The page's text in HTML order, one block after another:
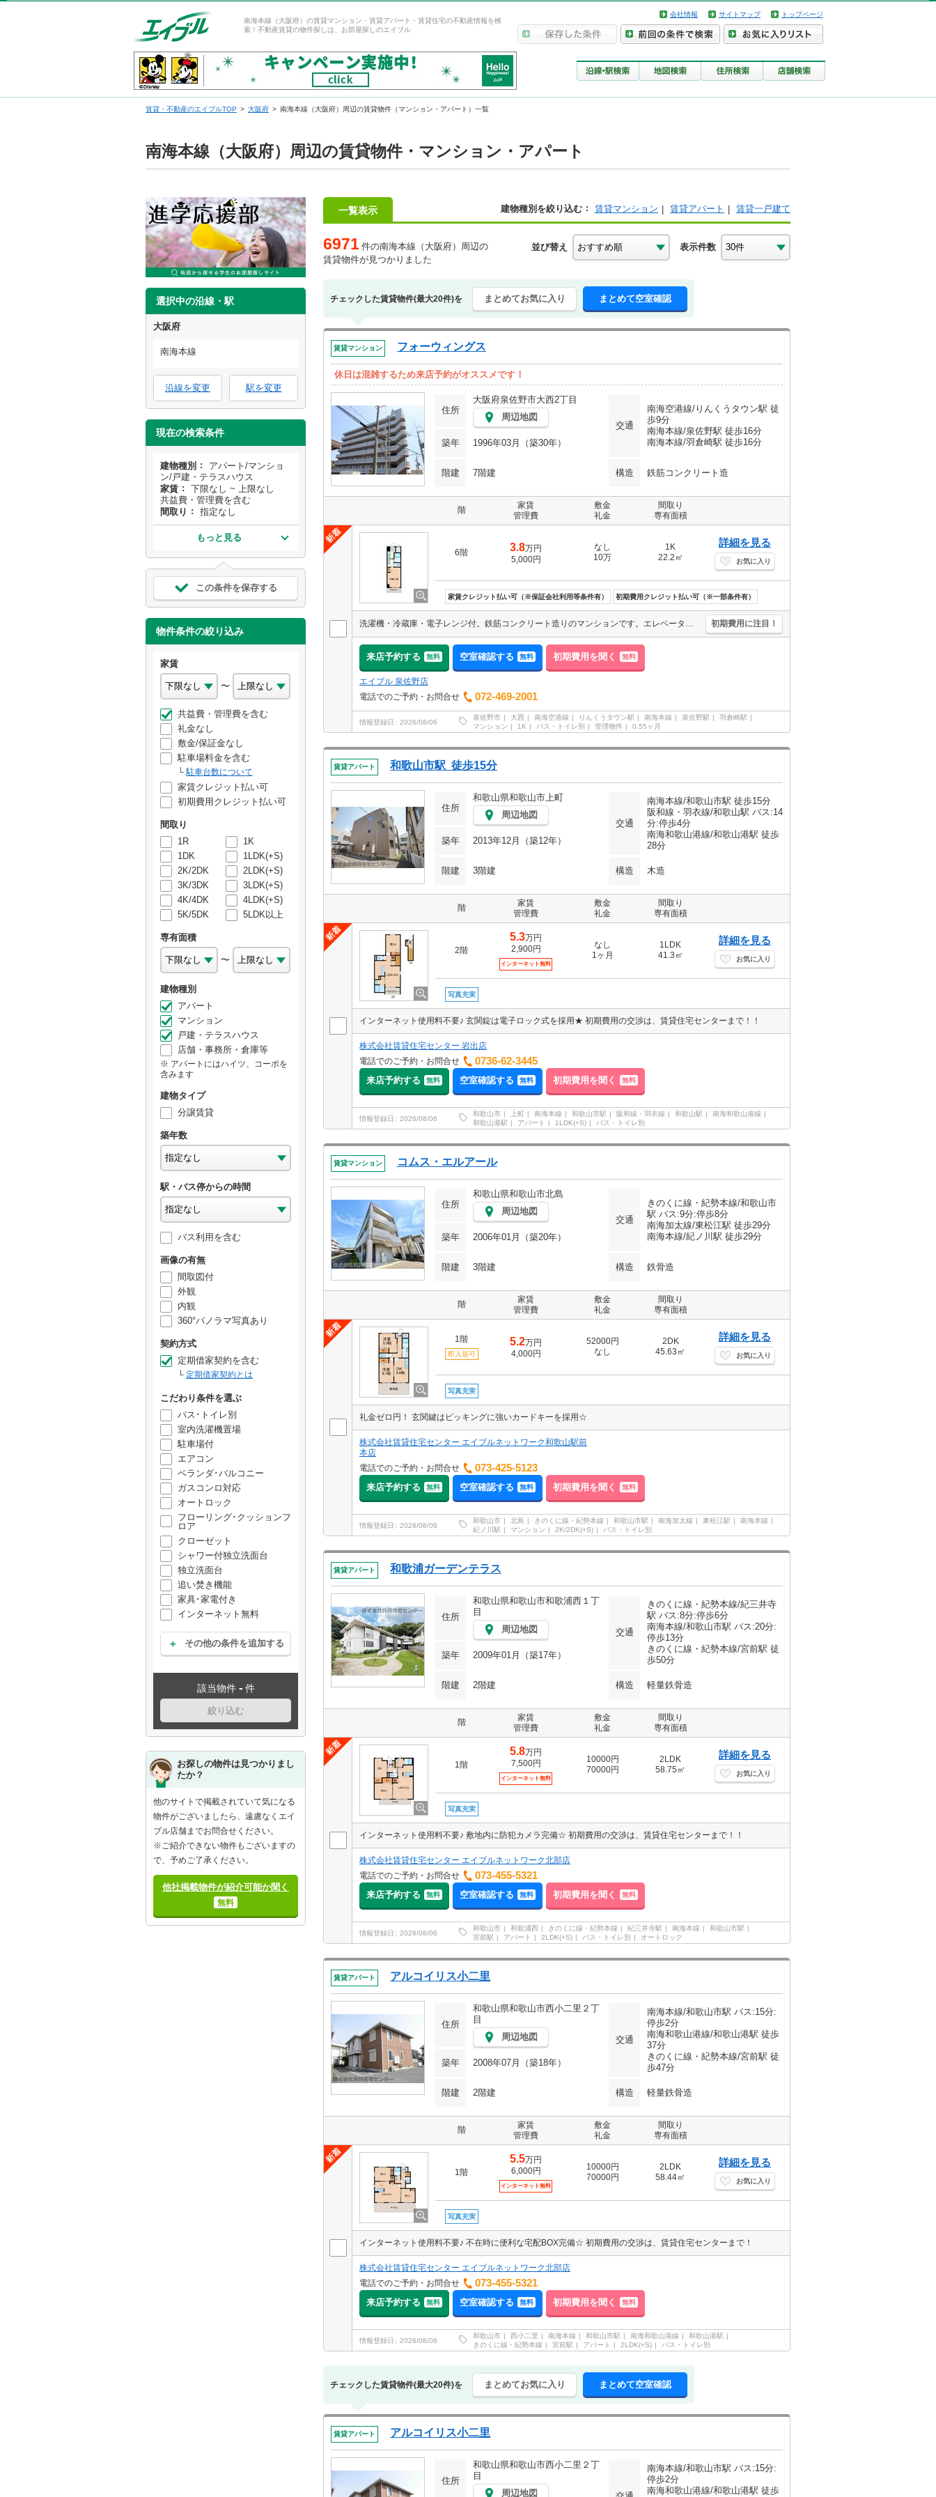
南海本線（大阪府）の賃貸マンション・賃貸アパート・賃貸住宅の不動産情報を検
索！不動産賃貸の物件探しは、お部屋探しのエイブル
会社情報 サイトマップ トップページ
賃貸・不動産のエイブルTOP 大阪府 南海本線（大阪府）周辺の賃貸物件（マンション・アパート）一覧
南海本線（大阪府）周辺の賃貸物件・マンション・アパート
選択中の沿線・駅
大阪府
南海本線
沿線を変更 駅を変更
現在の検索条件
建物種別
アパート/マンショ
ン/戸建・テラスハウス
家賃
下限なし ~ 上限なし
共益費・管理費を含む
間取り
指定なし
もっと見る
この条件を保存する
物件条件の絞り込み
家賃
〜
共益費・管理費を含む
礼金なし
敷金/保証金なし
駐車場料金を含む
駐車台数について
家賃クレジット払い可
初期費用クレジット払い可
間取り
1R
1K
1DK
1LDK(+S)
2K/2DK
2LDK(+S)
3K/3DK
3LDK(+S)
4K/4DK
4LDK(+S)
5K/5DK
5LDK以上
専有面積
〜
建物種別
アパート
マンション
戸建・テラスハウス
店舗・事務所・倉庫等
アパートにはハイツ、コーポを
含みます
建物タイプ
分譲賃貸
築年数
駅・バス停からの時間
バス利用を含む
画像の有無
間取図付
外観
内観
360°パノラマ写真あり
契約方式
定期借家契約を含む
定期借家契約とは
こだわり条件を選ぶ
バス･トイレ別
室内洗濯機置場
駐車場付
エアコン
ベランダ･バルコニー
ガスコンロ対応
オートロック
フローリング･クッションフ
ロア
クローゼット
シャワー付独立洗面台
独立洗面台
追い焚き機能
家具･家電付き
インターネット無料
その他の条件を追加する
該当物件 - 件
絞り込む
お探しの物件は見つかりまし
たか？
他のサイトで掲載されていて気になる
物件がございましたら、遠慮なくエイ
ブル店舗までお問合せください。
※ご紹介できない物件もございますの
で、予めご了承ください。
他社掲載物件が紹介可能か聞く
無料
一覧表示 建物種別を絞り込む 賃貸マンション 賃貸アパート 賃貸一戸建て
6971 件の南海本線（大阪府）周辺の
賃貸物件が見つかりました
並び替え 表示件数
チェックした賃貸物件(最大20件)を まとめてお気に入り まとめて空室確認
賃貸マンション フォーウィングス
休日は混雑するため来店予約がオススメです！
住所
大阪府泉佐野市大西2丁目
周辺地図
交通
南海空港線/りんくうタウン駅 徒
歩9分
南海本線/泉佐野駅 徒歩16分
南海本線/羽倉崎駅 徒歩16分
築年 1996年03月（築30年）
階建 7階建 構造 鉄筋コンクリート造
階
家賃
管理費
敷金
礼金
間取り
専有面積
6階 3.8万円
5,000円
なし
10万
1K
22.2㎡
詳細を見る
お気に入り
家賃クレジット払い可（※保証会社利用等条件有） 初期費用クレジット払い可（※一部条件有）
洗濯機・冷蔵庫・電子レンジ付。鉄筋コンクリート造りのマンションです。エレベーターあり。オンライン申込相談可。あなたの新生活を応援します。実物を見てお確かめください。オール電化のハイツでエコ生活を。 初期費用に注目！
来店予約する 無料 空室確認する 無料 初期費用を聞く 無料
エイブル 泉佐野店
電話でのご予約・お問合せ
072-469-2001
情報登録日 2026/08/06
泉佐野市 大西 南海空港線 りんくうタウン駅 南海本線 泉佐野駅
羽倉崎駅
マンション
1K バス・トイレ別 管理物件 0.55ヶ月
賃貸アパート 和歌山市駅 徒歩15分
住所
和歌山県和歌山市上町
周辺地図
交通
南海本線/和歌山市駅 徒歩15分
阪和線・羽衣線/和歌山駅 バス:14
分:停歩4分
南海和歌山港線/和歌山港駅 徒歩
28分
築年 2013年12月（築12年）
階建 3階建 構造 木造
階
家賃
管理費
敷金
礼金
間取り
専有面積
2階
5.3万円
2,900円
インターネット無料
なし
1ヶ月
1LDK
41.3㎡
詳細を見る
お気に入り
写真充実
インターネット使用料不要♪ 玄関錠は電子ロック式を採用★ 初期費用の交渉は、賃貸住宅センターまで！！
株式会社賃貸住宅センター 岩出店
電話でのご予約・お問合せ
0736-62-3445
来店予約する 無料 空室確認する 無料 初期費用を聞く 無料
情報登録日 2026/08/06
和歌山市 上町 南海本線 和歌山市駅 阪和線・羽衣線 和歌山駅
南海和歌山港線
和歌山港駅
アパート 1LDK(+S) バス・トイレ別
賃貸マンション コムス・エルアール
住所
和歌山県和歌山市北島
周辺地図
交通
きのくに線・紀勢本線/和歌山市
駅 バス:9分:停歩8分
南海加太線/東松江駅 徒歩29分
南海本線/紀ノ川駅 徒歩29分
築年 2006年01月（築20年）
階建 3階建 構造 鉄骨造
階
家賃
管理費
敷金
礼金
間取り
専有面積
1階
即入居可
5.2万円
4,000円
52000円
なし
2DK
45.63㎡
詳細を見る
お気に入り
写真充実
礼金ゼロ円！ 玄関鍵はピッキングに強いカードキーを採用☆
株式会社賃貸住宅センター エイブルネットワーク和歌山駅前
本店
電話でのご予約・お問合せ
073-425-5123
来店予約する 無料 空室確認する 無料 初期費用を聞く 無料
情報登録日 2026/08/06
和歌山市 北島 きのくに線・紀勢本線 和歌山市駅 南海加太線 東松江駅
南海本線
紀ノ川駅
マンション 2K/2DK(+S) バス・トイレ別
賃貸アパート 和歌浦ガーデンテラス
住所
和歌山県和歌山市和歌浦西１丁
目
周辺地図
交通
きのくに線・紀勢本線/紀三井寺
駅 バス:8分:停歩6分
南海本線/和歌山市駅 バス:20分:
停歩13分
きのくに線・紀勢本線/宮前駅 徒
歩50分
築年 2009年01月（築17年）
階建 2階建 構造 軽量鉄骨造
階
家賃
管理費
敷金
礼金
間取り
専有面積
1階
5.8万円
7,500円
インターネット無料
10000円
70000円
2LDK
58.75㎡
詳細を見る
お気に入り
写真充実
インターネット使用料不要♪ 敷地内に防犯カメラ完備☆ 初期費用の交渉は、賃貸住宅センターまで！！
株式会社賃貸住宅センター エイブルネットワーク北部店
電話でのご予約・お問合せ
073-455-5321
来店予約する 無料 空室確認する 無料 初期費用を聞く 無料
情報登録日 2026/08/06
和歌山市 和歌浦西 きのくに線・紀勢本線 紀三井寺駅 南海本線
和歌山市駅
宮前駅
アパート 2LDK(+S) バス・トイレ別 オートロック
賃貸アパート アルコイリス小二里
住所
和歌山県和歌山市西小二里２丁
目
周辺地図
交通
南海本線/和歌山市駅 バス:15分:
停歩2分
南海和歌山港線/和歌山港駅 徒歩
37分
きのくに線・紀勢本線/宮前駅 徒
歩47分
築年 2008年07月（築18年）
階建 2階建 構造 軽量鉄骨造
階
家賃
管理費
敷金
礼金
間取り
専有面積
1階
5.5万円
6,000円
インターネット無料
10000円
70000円
2LDK
58.44㎡
詳細を見る
お気に入り
写真充実
インターネット使用料不要♪ 不在時に便利な宅配BOX完備☆ 初期費用の交渉は、賃貸住宅センターまで！
株式会社賃貸住宅センター エイブルネットワーク北部店
電話でのご予約・お問合せ
073-455-5321
来店予約する 無料 空室確認する 無料 初期費用を聞く 無料
情報登録日 2026/08/06
和歌山市 西小二里 南海本線 和歌山市駅 南海和歌山港線
和歌山港駅
きのくに線・紀勢本線
宮前駅 アパート 2LDK(+S) バス・トイレ別
チェックした賃貸物件(最大20件)を まとめてお気に入り まとめて空室確認
賃貸アパート アルコイリス小二里
住所
和歌山県和歌山市西小二里２丁
目
周辺地図
南海本線/和歌山市駅 バス:15分:
停歩2分
南海和歌山港線/和歌山港駅 徒歩